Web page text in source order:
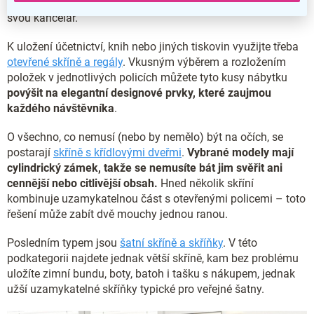
svou kancelář.
K uložení účetnictví, knih nebo jiných tiskovin využijte třeba
otevřené skříně a regály. Vkusným výběrem a rozložením
položek v jednotlivých policích můžete tyto kusy nábytku
povýšit na elegantní designové prvky, které zaujmou
každého návštěvníka.
O všechno, co nemusí (nebo by nemělo) být na očích, se
postarají skříně s křídlovými dveřmi. Vybrané modely mají
cylindrický zámek, takže se nemusíte bát jim svěřit ani
cennější nebo citlivější obsah. Hned několik skříní
kombinuje uzamykatelnou část s otevřenými policemi – toto
řešení může zabít dvě mouchy jednou ranou.
Posledním typem jsou šatní skříně a skříňky. V této
podkategorii najdete jednak větší skříně, kam bez problému
uložíte zimní bundu, boty, batoh i tašku s nákupem, jednak
užší uzamykatelné skříňky typické pro veřejné šatny.